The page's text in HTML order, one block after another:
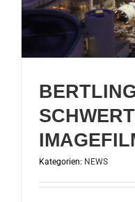
Kategorien: NEWS